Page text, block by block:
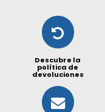
Descubre la
política de
devoluciones